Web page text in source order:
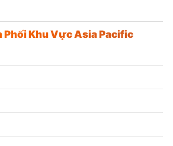
Phối Khu Vực Asia Pacific